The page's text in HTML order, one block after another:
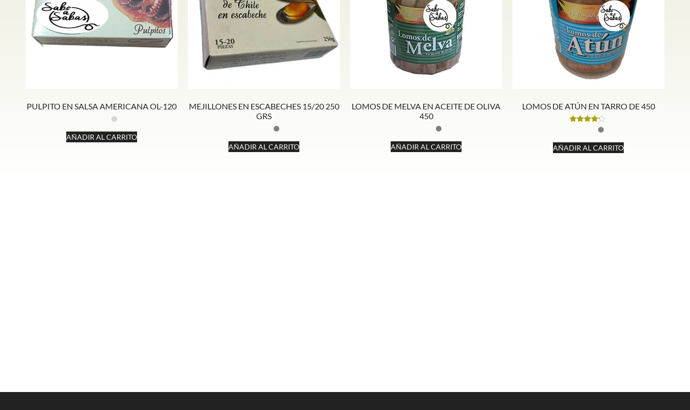
PULPITO EN SALSA AMERICANA OL-120
AÑADIR AL CARRITO
MEJILLONES EN ESCABECHES 15/20 250
GRS
AÑADIR AL CARRITO
LOMOS DE MELVA EN ACEITE DE OLIVA
450
AÑADIR AL CARRITO
LOMOS DE ATÚN EN TARRO DE 450
4.00
de 5
AÑADIR AL CARRITO